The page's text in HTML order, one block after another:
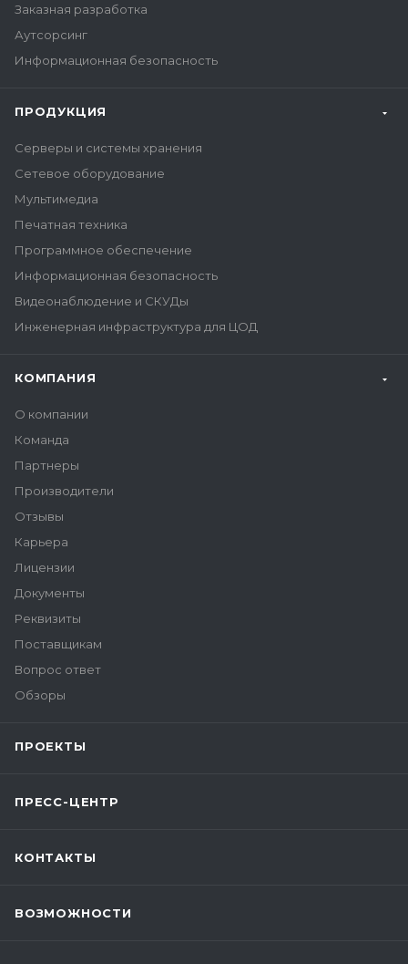
Заказная разработка
Аутсорсинг
Информационная безопасность
ПРОДУКЦИЯ
Серверы и системы хранения
Сетевое оборудование
Мультимедиа
Печатная техника
Программное обеспечение
Информационная безопасность
Видеонаблюдение и СКУДы
Инженерная инфраструктура для ЦОД
КОМПАНИЯ
О компании
Команда
Партнеры
Производители
Отзывы
Карьера
Лицензии
Документы
Реквизиты
Поставщикам
Вопрос ответ
Обзоры
ПРОЕКТЫ
ПРЕСС-ЦЕНТР
КОНТАКТЫ
ВОЗМОЖНОСТИ